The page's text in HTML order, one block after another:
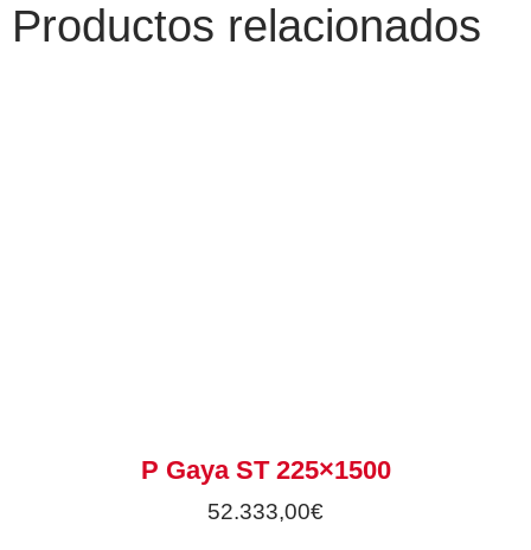
Productos relacionados
P Gaya ST 225×1500
52.333,00€